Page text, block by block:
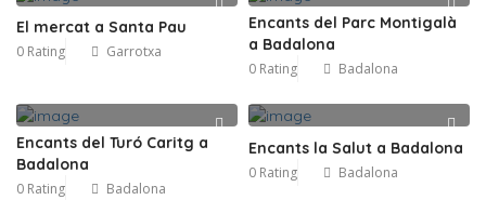
El mercat a Santa Pau
0 Rating Garrotxa
Encants del Parc Montigalà
a Badalona
0 Rating Badalona
Encants del Turó Caritg a
Badalona
0 Rating Badalona
Encants la Salut a Badalona
0 Rating Badalona